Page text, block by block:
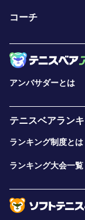
コーチ
アンバサダーとは
テニスベアラン
ランキング制度とは
ランキング大会一覧